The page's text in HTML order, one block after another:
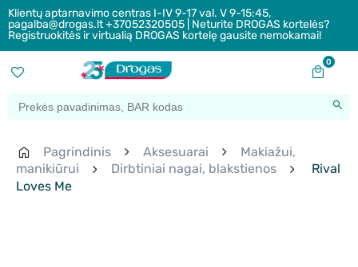
Klientų aptarnavimo centras I-IV 9-17 val. V 9-15:45,
pagalba@drogas.lt +37052320505 | Neturite DROGAS kortelės?
Registruokitės ir virtualią DROGAS kortelę gausite nemokamai!
0
Pagrindinis Aksesuarai
Makiažui,
manikiūrui
Dirbtiniai nagai, blakstienos
Rival
Loves Me